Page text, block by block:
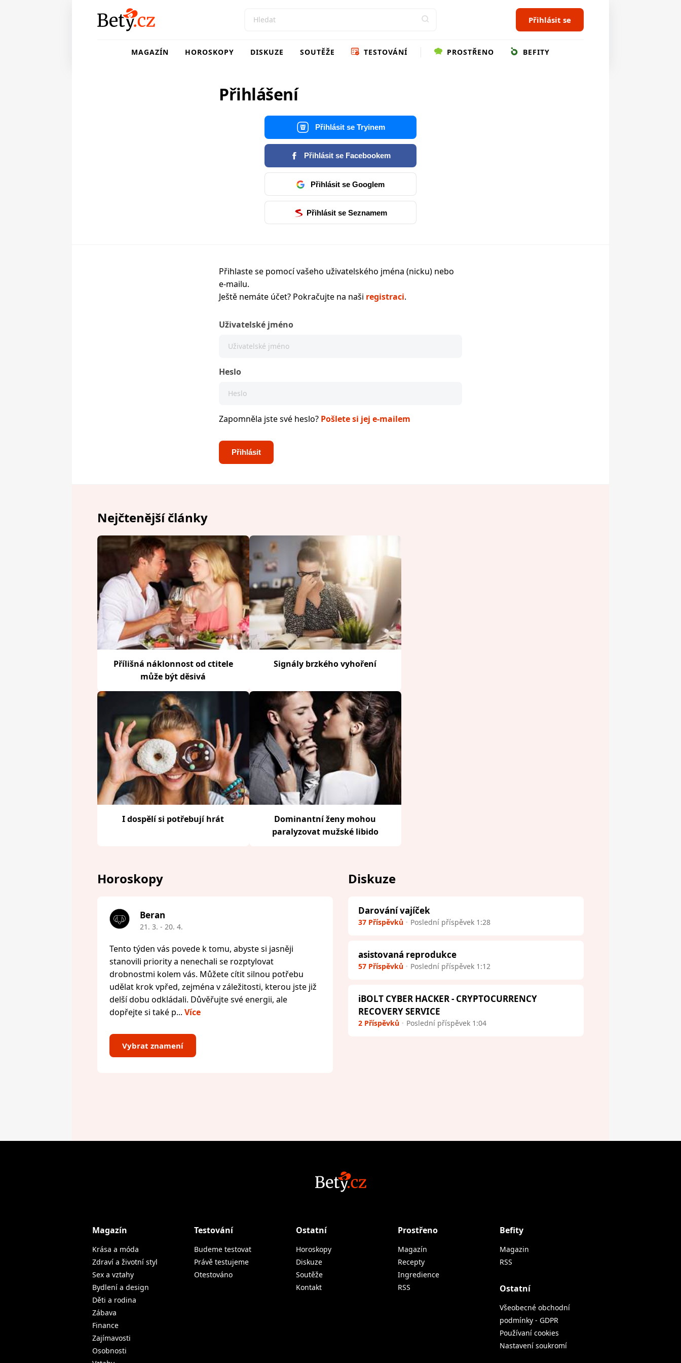
Přihlásit se
MAGAZÍN HOROSKOPY DISKUZE SOUTĚŽE TESTOVÁNÍ PROSTŘENO BEFITY
Přihlášení
Přihlásit se Tryinem
Přihlásit se Facebookem
Přihlásit se Googlem
Přihlásit se Seznamem
Přihlaste se pomocí vašeho uživatelského jména (nicku) nebo
e-mailu.
Ještě nemáte účet? Pokračujte na naši registraci.
Uživatelské jméno
Heslo
Zapomněla jste své heslo? Pošlete si jej e-mailem
Nejčtenější články
Přílišná náklonnost od ctitele
může být děsivá
Signály brzkého vyhoření
I dospělí si potřebují hrát
Dominantní ženy mohou
paralyzovat mužské libido
Horoskopy
Beran
21. 3. - 20. 4.
Tento týden vás povede k tomu, abyste si jasněji
stanovili priority a nenechali se rozptylovat
drobnostmi kolem vás. Můžete cítit silnou potřebu
udělat krok vpřed, zejména v záležitosti, kterou jste již
delší dobu odkládali. Důvěřujte své energii, ale
dopřejte si také p... Více
Vybrat znamení
Diskuze
Darování vajíček
37 Příspěvků Poslední příspěvek 1:28
asistovaná reprodukce
57 Příspěvků Poslední příspěvek 1:12
iBOLT CYBER HACKER - CRYPTOCURRENCY
RECOVERY SERVICE
2 Příspěvků Poslední příspěvek 1:04
Magazín
Krása a móda
Zdraví a životní styl
Sex a vztahy
Bydlení a design
Děti a rodina
Zábava
Finance
Zajímavosti
Osobnosti
Testování
Budeme testovat
Právě testujeme
Otestováno
Ostatní
Horoskopy
Diskuze
Soutěže
Kontakt
Prostřeno
Magazín
Recepty
Ingredience
RSS
Befity
Magazin
RSS
Ostatní
Všeobecné obchodní
podmínky - GDPR
Používaní cookies
Nastavení soukromí